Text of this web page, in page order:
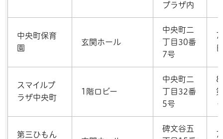
プラザ内
中央町保育
園
玄関ホール
中央町二
丁目30番
7号
7
スマイルプ
ラザ中央町
1階ロビー
中央町二
丁目32番
5号
8
第三ひもん
碑文谷五
7